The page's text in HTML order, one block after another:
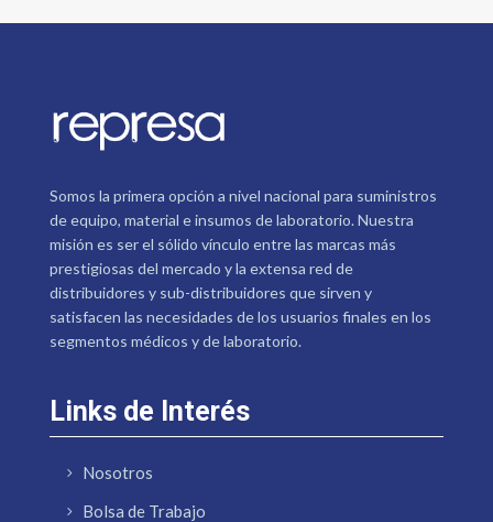
Somos la primera opción a nivel nacional para suministros
de equipo, material e insumos de laboratorio. Nuestra
misión es ser el sólido vínculo entre las marcas más
prestigiosas del mercado y la extensa red de
distribuidores y sub-distribuidores que sirven y
satisfacen las necesidades de los usuarios finales en los
segmentos médicos y de laboratorio.
Links de Interés
Nosotros
Bolsa de Trabajo